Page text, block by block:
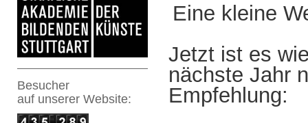
Eine kleine
Jetzt ist es
nächste Jahr
Empfehlung:
Besucher
auf unserer Website: